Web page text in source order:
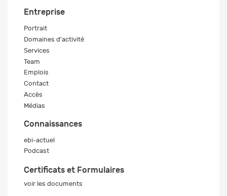
Entreprise
Portrait
Domaines d'activité
Services
Team
Emplois
Contact
Accès
Médias
Connaissances
ebi-actuel
Podcast
Certificats et Formulaires
voir les documents